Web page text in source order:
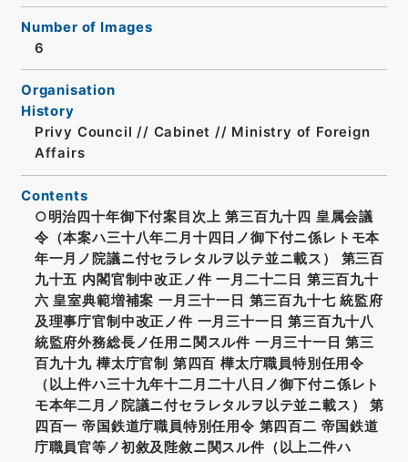
Number of Images
6
Organisation
History
Privy Council // Cabinet // Ministry of Foreign
Affairs
Contents
○明治四十年御下付案目次上 第三百九十四 皇属会議
令（本案ハ三十八年二月十四日ノ御下付ニ係レトモ本
年一月ノ院議ニ付セラレタルヲ以テ並ニ載ス） 第三百
九十五 内閣官制中改正ノ件 一月二十二日 第三百九十
六 皇室典範増補案 一月三十一日 第三百九十七 統監府
及理事庁官制中改正ノ件 一月三十一日 第三百九十八
統監府外務総長ノ任用ニ関スル件 一月三十一日 第三
百九十九 樺太庁官制 第四百 樺太庁職員特別任用令
（以上件ハ三十九年十二月二十八日ノ御下付ニ係レト
モ本年二月ノ院議ニ付セラレタルヲ以テ並ニ載ス） 第
四百一 帝国鉄道庁職員特別任用令 第四百二 帝国鉄道
庁職員官等ノ初敘及陛敘ニ関スル件（以上二件ハ